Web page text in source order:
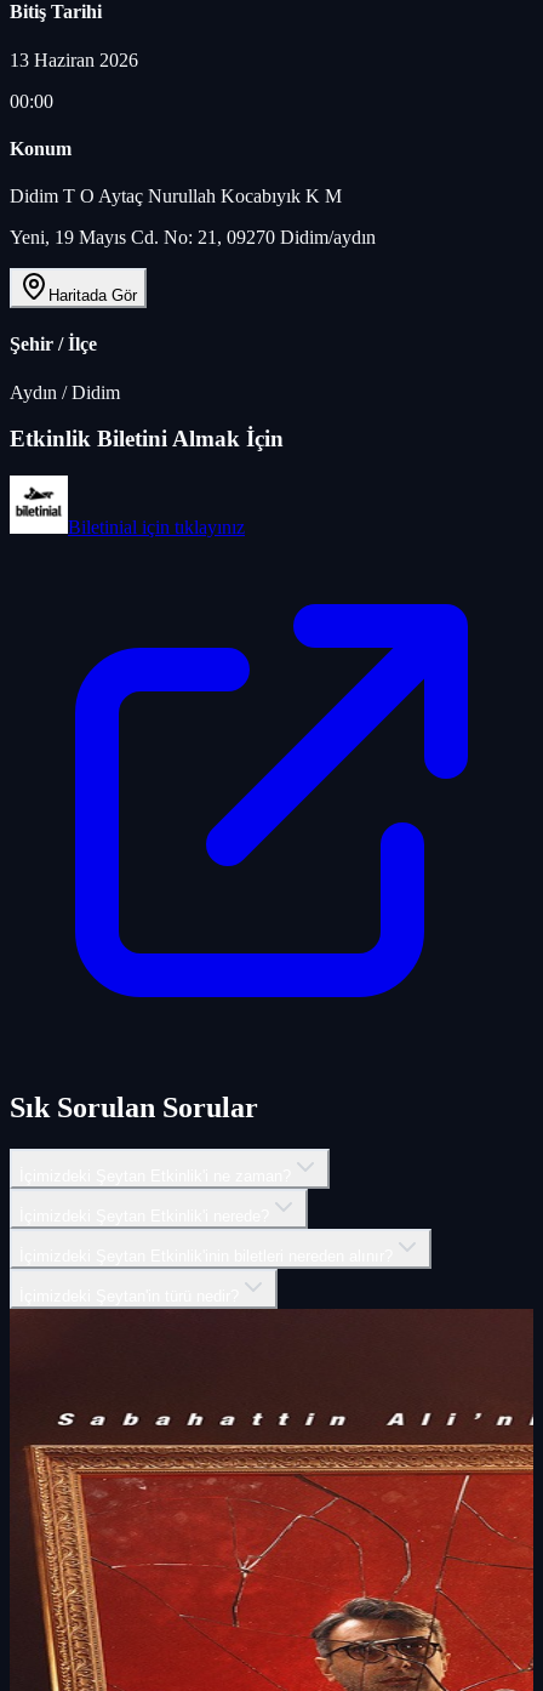
Bitiş Tarihi
13 Haziran 2026
00:00
Konum
Didim T O Aytaç Nurullah Kocabıyık K M
Yeni, 19 Mayıs Cd. No: 21, 09270 Didim/aydın
Haritada Gör
Şehir / İlçe
Aydın /Didim
Etkinlik Biletini Almak İçin
Biletinial için tıklayınız
Sık Sorulan Sorular